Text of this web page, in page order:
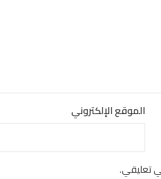
الموقع الإلكتروني
تعليقي.